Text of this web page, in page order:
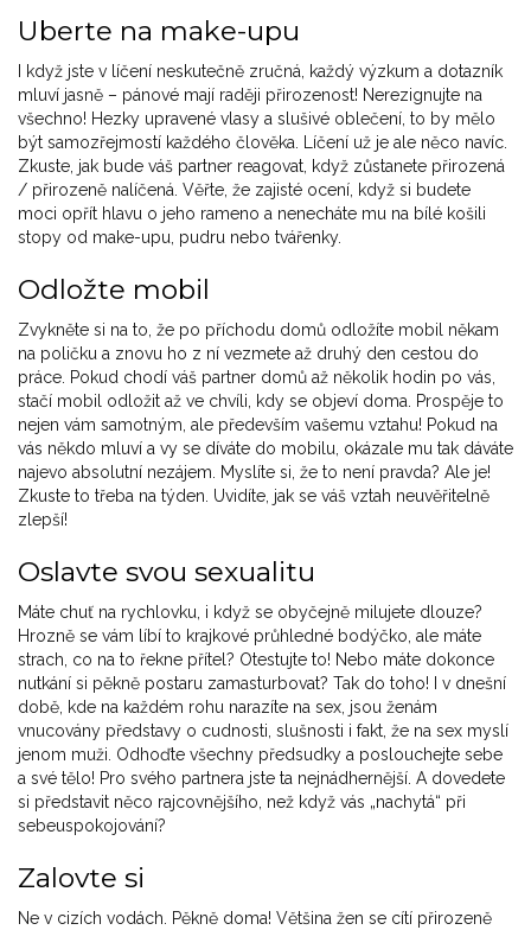
Uberte na make-upu
I když jste v líčení neskutečně zručná, každý výzkum a dotazník
mluví jasně – pánové mají raději přirozenost! Nerezignujte na
všechno! Hezky upravené vlasy a slušivé oblečení, to by mělo
být samozřejmostí každého člověka. Líčení už je ale něco navíc.
Zkuste, jak bude váš partner reagovat, když zůstanete přirozená
/ přirozeně nalíčená. Věřte, že zajisté ocení, když si budete
moci opřít hlavu o jeho rameno a nenecháte mu na bílé košili
stopy od make-upu, pudru nebo tvářenky.
Odložte mobil
Zvykněte si na to, že po příchodu domů odložíte mobil někam
na poličku a znovu ho z ní vezmete až druhý den cestou do
práce. Pokud chodí váš partner domů až několik hodin po vás,
stačí mobil odložit až ve chvíli, kdy se objeví doma. Prospěje to
nejen vám samotným, ale především vašemu vztahu! Pokud na
vás někdo mluví a vy se díváte do mobilu, okázale mu tak dáváte
najevo absolutní nezájem. Myslíte si, že to není pravda? Ale je!
Zkuste to třeba na týden. Uvidíte, jak se váš vztah neuvěřitelně
zlepší!
Oslavte svou sexualitu
Máte chuť na rychlovku, i když se obyčejně milujete dlouze?
Hrozně se vám líbí to krajkové průhledné bodýčko, ale máte
strach, co na to řekne přítel? Otestujte to! Nebo máte dokonce
nutkání si pěkně postaru zamasturbovat? Tak do toho! I v dnešní
době, kde na každém rohu narazíte na sex, jsou ženám
vnucovány představy o cudnosti, slušnosti i fakt, že na sex myslí
jenom muži. Odhoďte všechny předsudky a poslouchejte sebe
a své tělo! Pro svého partnera jste ta nejnádhernější. A dovedete
si představit něco rajcovnějšího, než když vás „nachytá“ při
sebeuspokojování?
Zalovte si
Ne v cizích vodách. Pěkně doma! Většina žen se cítí přirozeně